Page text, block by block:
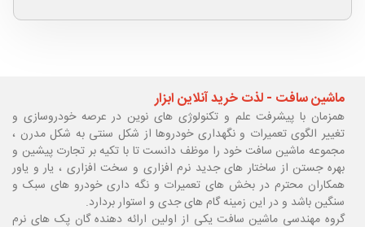
ماشین سافت - لذت خرید آنلاین ابزار
همزمان با پیشرفت علم و تکنولوژی های نوین در عرصه خودروسازی و
تغییر الگوی تعمیرات و نگهداری خودروها از شکل سنتی به شکل مدرن ،
مجموعه ماشین سافت خود را موظف دانست تا با تکیه بر تجارت پیشین و
بهره جستن از ساختار های جدید نرم افزاری و سخت افزاری ، یار و یاور
همکاران محترم در بخش های تعمیرات و نگه داری خودرو های سبک و
سنگین باشد و در این زمینه گام های جدی و استوار بردارد.
گروه مهندسی ماشین سافت یکی از اولین ارائه دهنده گان پک های نرم